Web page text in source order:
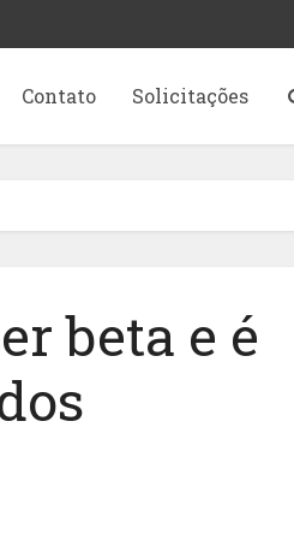
Contato Solicitações
beta e é